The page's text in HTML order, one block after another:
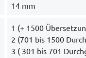
14 mm
1 (+ 1500
2 (701 bis 1500
3 ( 301 bis 701